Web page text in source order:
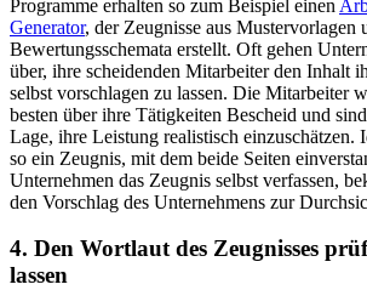
Programme erhalten so zum Beispiel einen
Generator, der Zeugnisse aus Mustervorlagen
Bewertungsschemata erstellt. Oft gehen
über, ihre scheidenden Mitarbeiter den Inhalt
selbst vorschlagen zu lassen. Die Mitarbeiter
besten über ihre Tätigkeiten Bescheid und
Lage, ihre Leistung realistisch einzuschätzen.
so ein Zeugnis, mit dem beide Seiten
Unternehmen das Zeugnis selbst verfassen,
den Vorschlag des Unternehmens zur
4. Den Wortlaut des Zeugnisses
lassen